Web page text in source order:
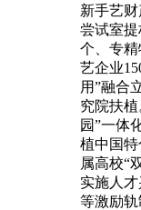
新手艺
尝试室
个、专
艺企业
用”融合
究院扶
园”一体
植中国
属高校“
实施人
等激励